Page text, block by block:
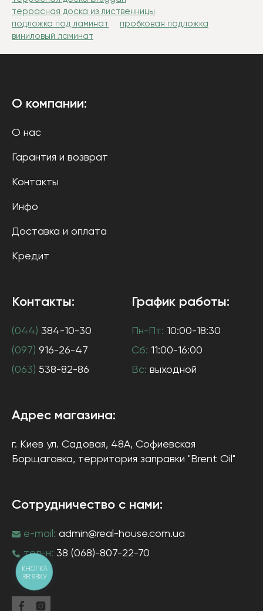
террасная доска из лиственницы
подложка под ламинат
пробковая подложка
виниловый ламинат
О компании:
О нас
Гарантия и возврат
Контакты
Инфо
Доставка и оплата
Кредит
Контакты:
(044) 384-10-30
(097) 916-26-47
(063) 538-82-86
График работы:
Пн-Пт: 10:00-18:30
Сб: 11:00-16:00
Вс: выходной
Адрес магазина:
г. Киев ул. Садовая, 48А, Софиевская
Борщаговка, территория заправки "Brent Oil"
Сотрудничество с нами:
e-mail: admin@real-house.com.ua
тел-н: 38 (068)-807-22-70
КНОПКА
ЗВ'ЯЗКУ